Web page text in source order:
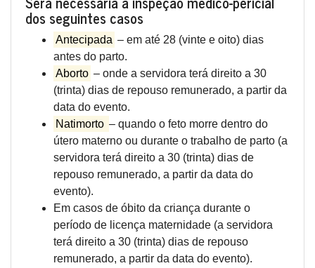
dos seguintes casos
Antecipada – em até 28 (vinte e oito) dias
antes do parto.
Aborto – onde a servidora terá direito a 30
(trinta) dias de repouso remunerado, a partir da
data do evento.
Natimorto – quando o feto morre dentro do
útero materno ou durante o trabalho de parto (a
servidora terá direito a 30 (trinta) dias de
repouso remunerado, a partir da data do
evento).
Em casos de óbito da criança durante o
período de licença maternidade (a servidora
terá direito a 30 (trinta) dias de repouso
remunerado, a partir da data do evento).